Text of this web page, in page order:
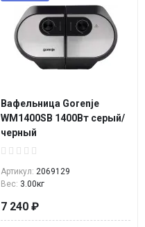
Вафельница Gorenje
WM1400SB 1400Вт серый/
черный
Артикул: 2069129
Вес: 3.00кг
7 240 ₽